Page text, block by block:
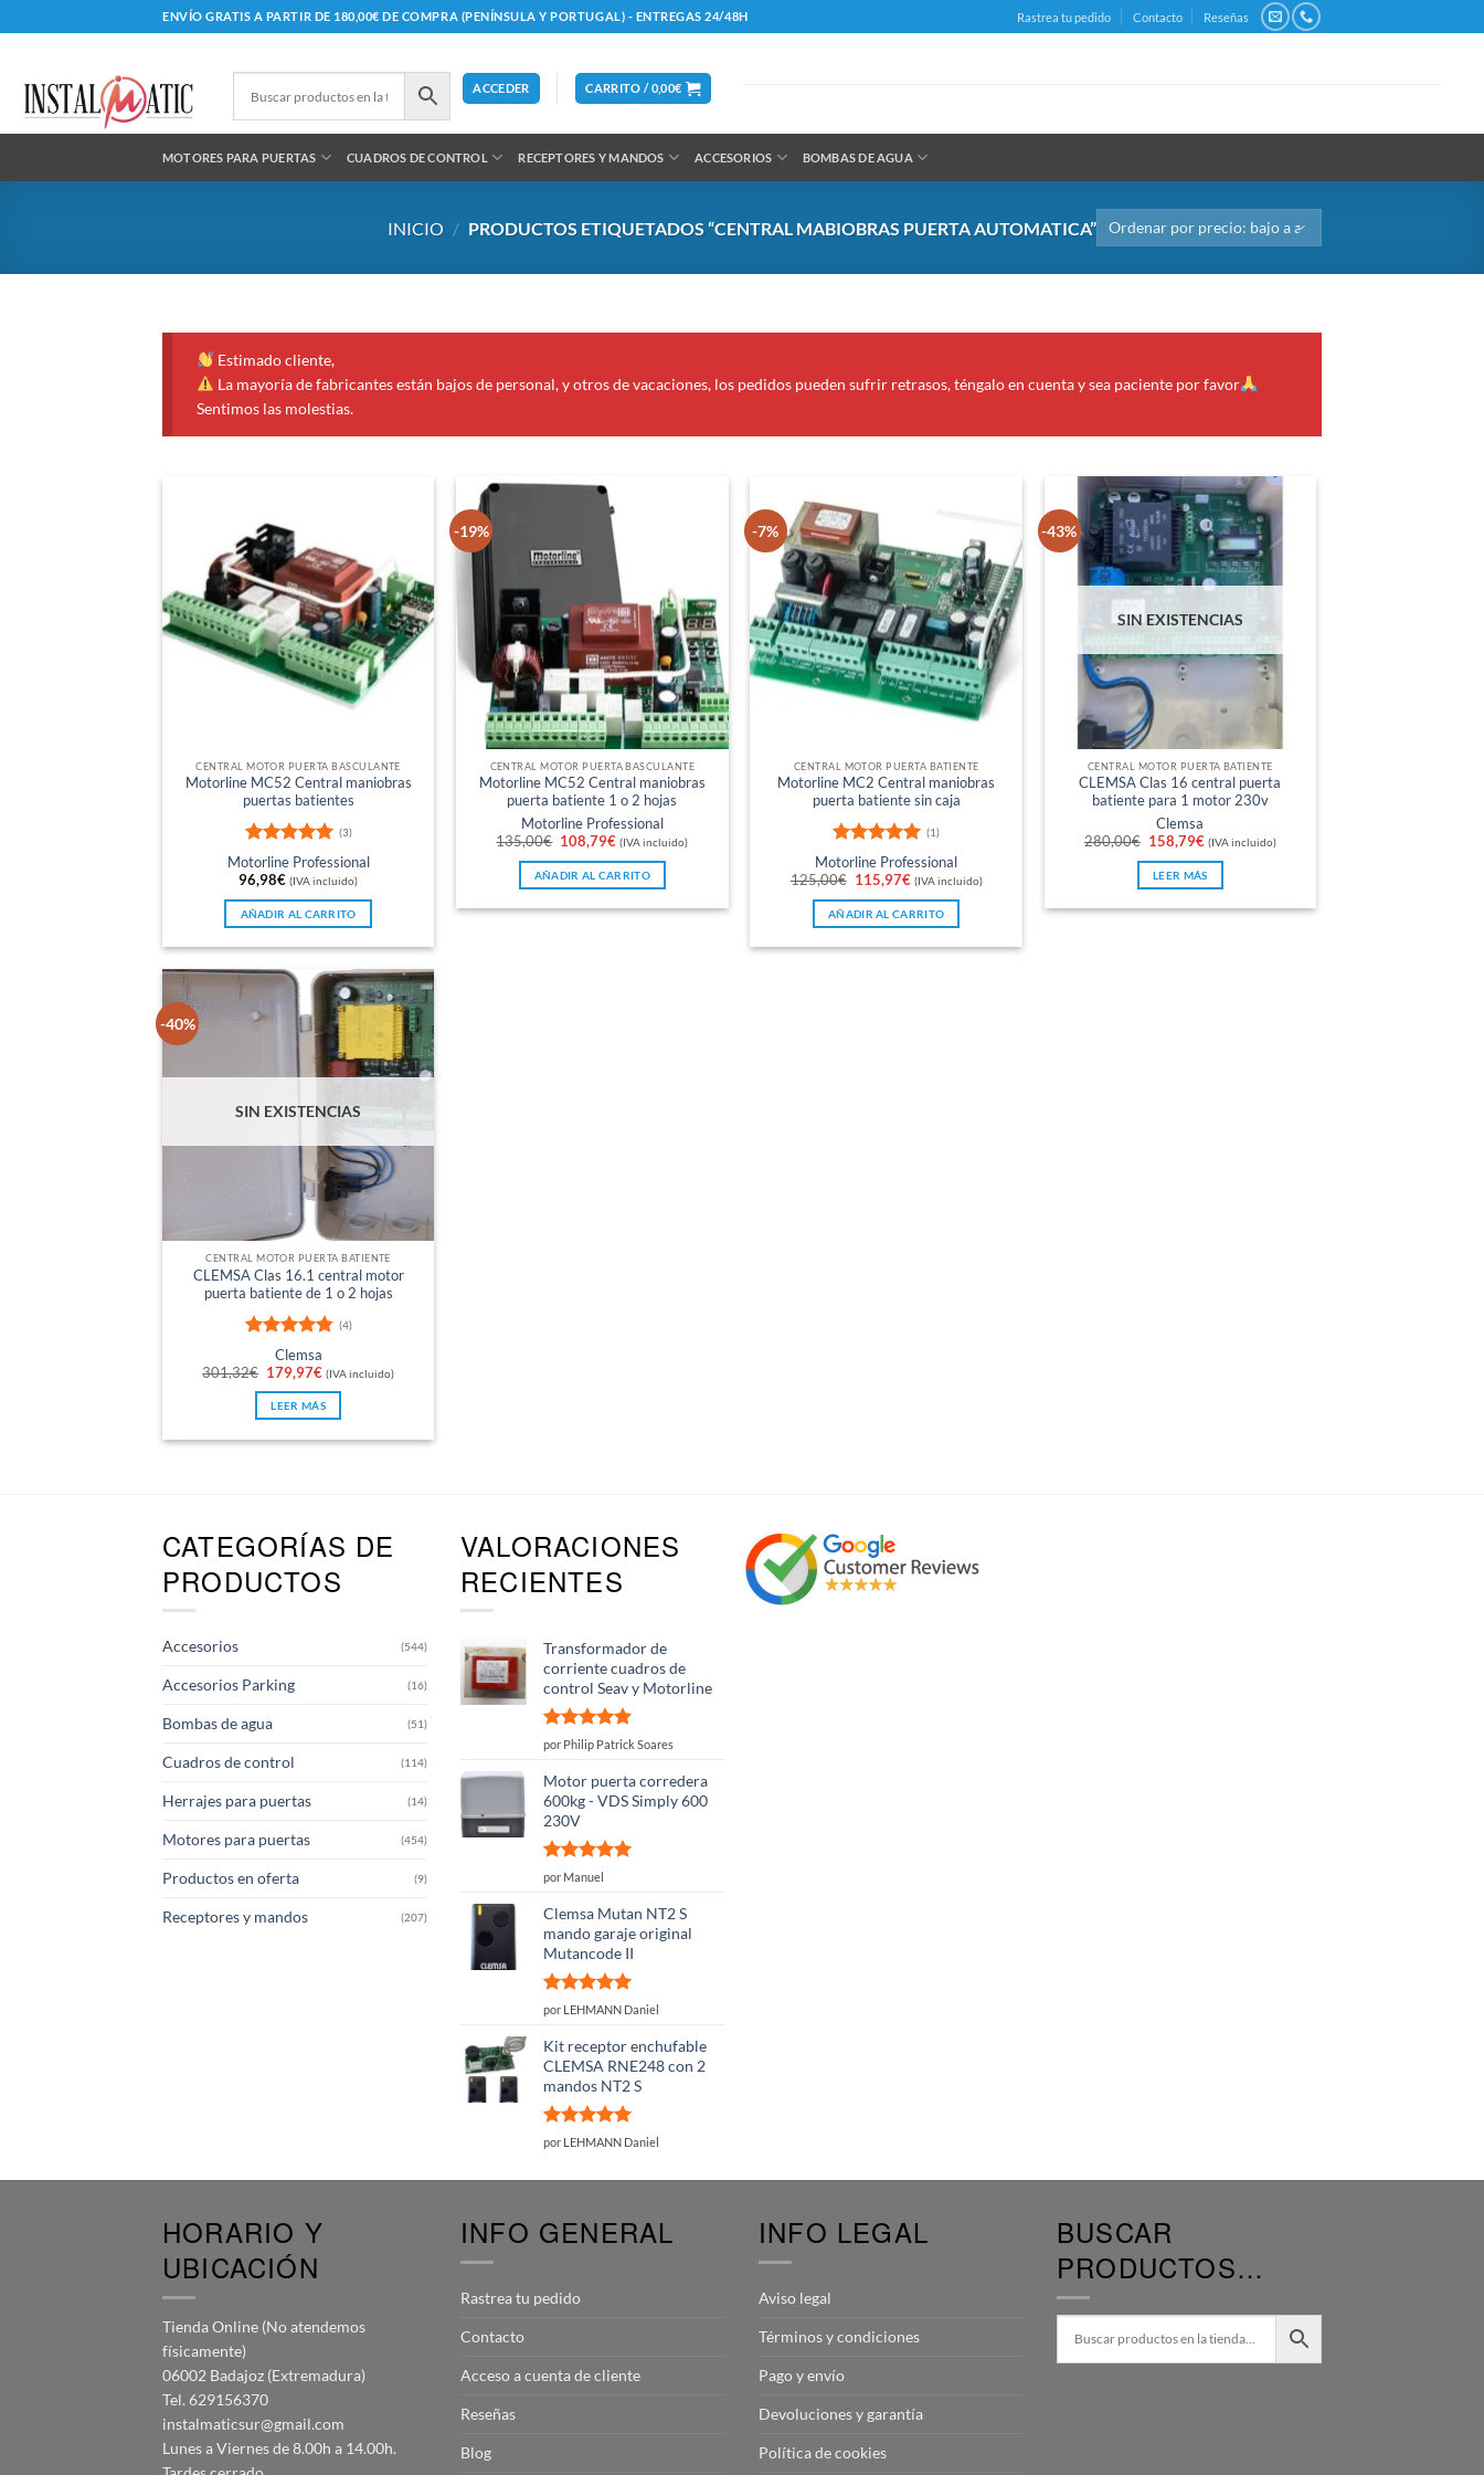
al
ENVÍO GRATIS A PARTIR DE 180,00€ DE COMPRA (PENÍNSULA Y PORTUGAL) - ENTREGAS 24/48H Rastrea tu pedido Contacto Reseñas
ACCEDER CARRITO /0,00€
MOTORES PARA PUERTAS CUADROS DE CONTROL RECEPTORES Y MANDOS ACCESORIOS BOMBAS DE AGUA
INICIO / PRODUCTOS ETIQUETADOS “CENTRAL MABIOBRAS PUERTA AUTOMATICA”
Estimado cliente,
La mayoría de fabricantes están bajos de personal, y otros de vacaciones, los pedidos pueden sufrir retrasos, téngalo en cuenta y sea paciente por favor
Sentimos las molestias.
CENTRAL MOTOR PUERTA BASCULANTE
Motorline MC52 Central maniobras
puertas batientes
Valorado
con5de 5
(3)
Motorline Professional
96,98€ (IVA incluido)
AÑADIR AL CARRITO
-19%
CENTRAL MOTOR PUERTA BASCULANTE
Motorline MC52 Central maniobras
puerta batiente 1 o 2 hojas
Motorline Professional
135,00€ El
precio
original
era:
135,00€.
108,79€El
precio
actual
es:
108,79€.
(IVA incluido)
AÑADIR AL CARRITO
-7%
CENTRAL MOTOR PUERTA BATIENTE
Motorline MC2 Central maniobras
puerta batiente sin caja
Valorado
con5de 5
(1)
Motorline Professional
125,00€ El
precio
original
era:
125,00€.
115,97€El
precio
actual
es:
115,97€.
(IVA incluido)
AÑADIR AL CARRITO
-43%
SIN EXISTENCIAS
CENTRAL MOTOR PUERTA BATIENTE
CLEMSA Clas 16 central puerta
batiente para 1 motor 230v
Clemsa
280,00€ El
precio
original
era:
280,00€.
158,79€El
precio
actual
es:
158,79€.
(IVA incluido)
LEER MÁS
-40%
SIN EXISTENCIAS
CENTRAL MOTOR PUERTA BATIENTE
CLEMSA Clas 16.1 central motor
puerta batiente de 1 o 2 hojas
Valorado
con4.75
(4)
Clemsa
301,32€ El
precio
original
era:
301,32€.
179,97€El
precio
actual
es:
179,97€.
(IVA incluido)
LEER MÁS
CATEGORÍAS DE
PRODUCTOS
Accesorios (544)
Accesorios Parking (16)
Bombas de agua (51)
Cuadros de control (114)
Herrajes para puertas (14)
Motores para puertas (454)
Productos en oferta (9)
Receptores y mandos (207)
VALORACIONES
RECIENTES
Transformador de
corriente cuadros de
control Seav y Motorline
Valorado
por Philip Patrick Soares
Motor puerta corredera
600kg - VDS Simply 600
230V
Valorado
por Manuel
Clemsa Mutan NT2 S
mando garaje original
Mutancode II
Valorado
por LEHMANN Daniel
Kit receptor enchufable
CLEMSA RNE248 con 2
mandos NT2 S
Valorado
por LEHMANN Daniel
HORARIO Y
UBICACIÓN
Tienda Online (No atendemos
físicamente)
06002 Badajoz (Extremadura)
Tel. 629156370
instalmaticsur@gmail.com
Lunes a Viernes de 8.00h a 14.00h.
INFO GENERAL
Rastrea tu pedido
Contacto
Acceso a cuenta de cliente
Reseñas
Blog
INFO LEGAL
Aviso legal
Términos y condiciones
Pago y envío
Devoluciones y garantía
Política de cookies
BUSCAR
PRODUCTOS…